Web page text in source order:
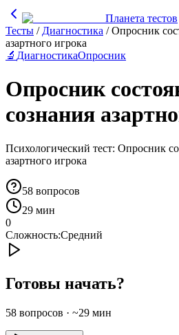
Планета тестов
Тесты / Диагностика /Опросник
азартного игрока
🔬 ДиагностикаОпросник
Опросник
сознания
Психологический тест: Опросник
азартного игрока
58 вопросов
29 мин
0
Сложность:Средний
Готовы начать?
58 вопросов · ~29 мин